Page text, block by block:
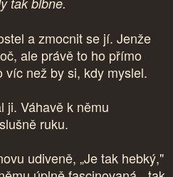
a zmocnit se jí. Jenže
ale právě to ho přímo
než by si, kdy myslel.
ji. Váhavě k němu
ruku.
udiveně, „Je tak hebký,"